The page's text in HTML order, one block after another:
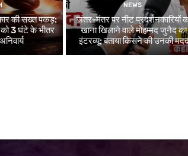
की सख्त पकड़:
3 घंटे के भीतर
NEWS
जंतर-मंतर पर नीट प्रदर्शनकारियों
खाना खिलाने वाले मोहम्मद जुनैद का
इंटरव्यू: बताया किसने की उनकी